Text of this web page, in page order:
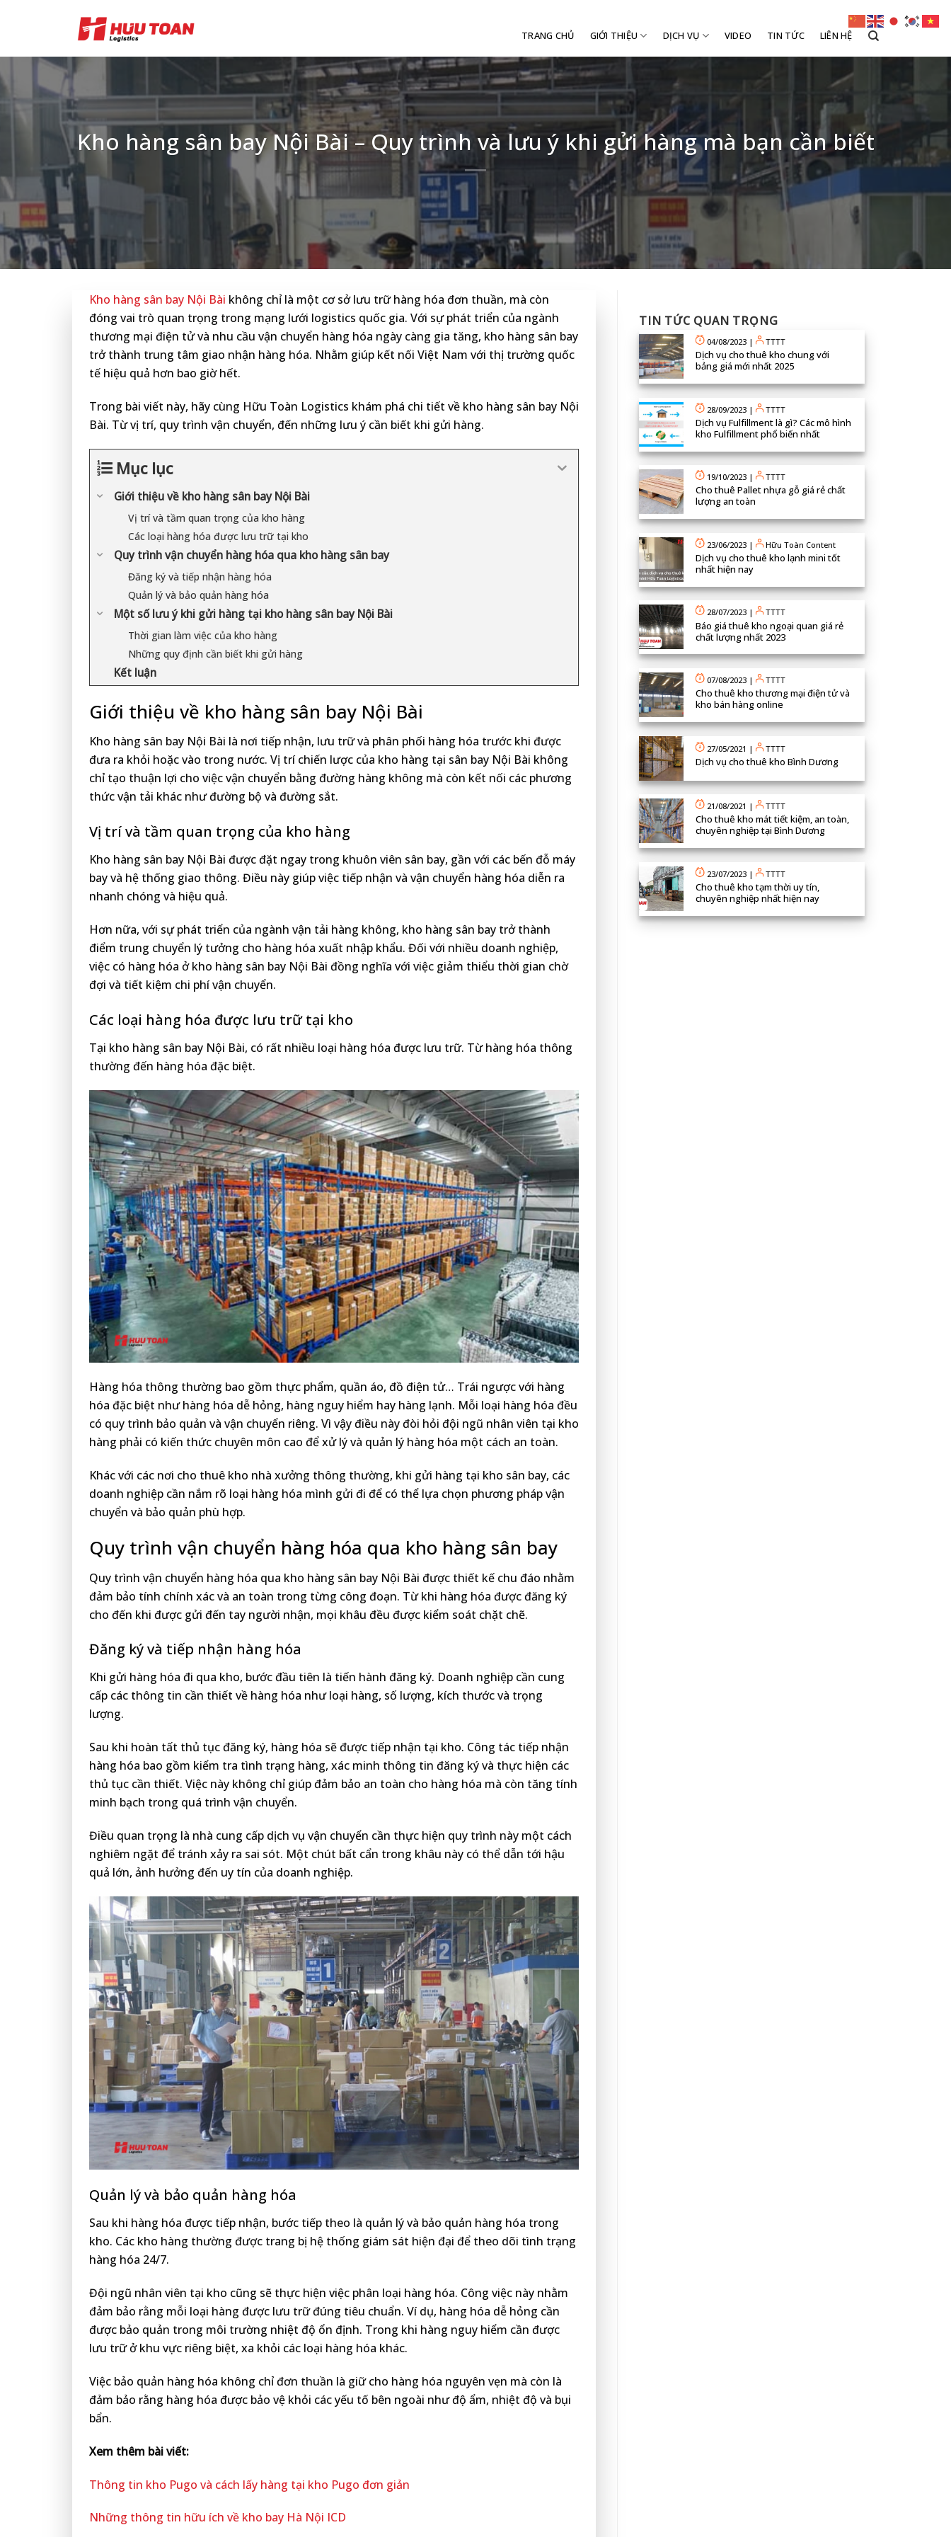
TRANG CHỦ GIỚI THIỆU DỊCH VỤ VIDEO TIN TỨC LIÊN HỆ
Kho hàng sân bay Nội Bài – Quy trình và lưu ý khi gửi hàng mà bạn cần biết
Kho hàng sân bay Nội Bài không chỉ là một cơ sở lưu trữ hàng hóa đơn thuần, mà còn
đóng vai trò quan trọng trong mạng lưới logistics quốc gia. Với sự phát triển của ngành
thương mại điện tử và nhu cầu vận chuyển hàng hóa ngày càng gia tăng, kho hàng sân bay
trở thành trung tâm giao nhận hàng hóa. Nhằm giúp kết nối Việt Nam với thị trường quốc
tế hiệu quả hơn bao giờ hết.
Trong bài viết này, hãy cùng Hữu Toàn Logistics khám phá chi tiết về kho hàng sân bay Nội
Bài. Từ vị trí, quy trình vận chuyển, đến những lưu ý cần biết khi gửi hàng.
Mục lục
Giới thiệu về kho hàng sân bay Nội Bài
Vị trí và tầm quan trọng của kho hàng
Các loại hàng hóa được lưu trữ tại kho
Quy trình vận chuyển hàng hóa qua kho hàng sân bay
Đăng ký và tiếp nhận hàng hóa
Quản lý và bảo quản hàng hóa
Một số lưu ý khi gửi hàng tại kho hàng sân bay Nội Bài
Thời gian làm việc của kho hàng
Những quy định cần biết khi gửi hàng
Kết luận
Giới thiệu về kho hàng sân bay Nội Bài
Kho hàng sân bay Nội Bài là nơi tiếp nhận, lưu trữ và phân phối hàng hóa trước khi được
đưa ra khỏi hoặc vào trong nước. Vị trí chiến lược của kho hàng tại sân bay Nội Bài không
chỉ tạo thuận lợi cho việc vận chuyển bằng đường hàng không mà còn kết nối các phương
thức vận tải khác như đường bộ và đường sắt.
Vị trí và tầm quan trọng của kho hàng
Kho hàng sân bay Nội Bài được đặt ngay trong khuôn viên sân bay, gần với các bến đỗ máy
bay và hệ thống giao thông. Điều này giúp việc tiếp nhận và vận chuyển hàng hóa diễn ra
nhanh chóng và hiệu quả.
Hơn nữa, với sự phát triển của ngành vận tải hàng không, kho hàng sân bay trở thành
điểm trung chuyển lý tưởng cho hàng hóa xuất nhập khẩu. Đối với nhiều doanh nghiệp,
việc có hàng hóa ở kho hàng sân bay Nội Bài đồng nghĩa với việc giảm thiểu thời gian chờ
đợi và tiết kiệm chi phí vận chuyển.
Các loại hàng hóa được lưu trữ tại kho
Tại kho hàng sân bay Nội Bài, có rất nhiều loại hàng hóa được lưu trữ. Từ hàng hóa thông
thường đến hàng hóa đặc biệt.
Hàng hóa thông thường bao gồm thực phẩm, quần áo, đồ điện tử… Trái ngược với hàng
hóa đặc biệt như hàng hóa dễ hỏng, hàng nguy hiểm hay hàng lạnh. Mỗi loại hàng hóa đều
có quy trình bảo quản và vận chuyển riêng. Vì vậy điều này đòi hỏi đội ngũ nhân viên tại kho
hàng phải có kiến thức chuyên môn cao để xử lý và quản lý hàng hóa một cách an toàn.
Khác với các nơi cho thuê kho nhà xưởng thông thường, khi gửi hàng tại kho sân bay, các
doanh nghiệp cần nắm rõ loại hàng hóa mình gửi đi để có thể lựa chọn phương pháp vận
chuyển và bảo quản phù hợp.
Quy trình vận chuyển hàng hóa qua kho hàng sân bay
Quy trình vận chuyển hàng hóa qua kho hàng sân bay Nội Bài được thiết kế chu đáo nhằm
đảm bảo tính chính xác và an toàn trong từng công đoạn. Từ khi hàng hóa được đăng ký
cho đến khi được gửi đến tay người nhận, mọi khâu đều được kiểm soát chặt chẽ.
Đăng ký và tiếp nhận hàng hóa
Khi gửi hàng hóa đi qua kho, bước đầu tiên là tiến hành đăng ký. Doanh nghiệp cần cung
cấp các thông tin cần thiết về hàng hóa như loại hàng, số lượng, kích thước và trọng
lượng.
Sau khi hoàn tất thủ tục đăng ký, hàng hóa sẽ được tiếp nhận tại kho. Công tác tiếp nhận
hàng hóa bao gồm kiểm tra tình trạng hàng, xác minh thông tin đăng ký và thực hiện các
thủ tục cần thiết. Việc này không chỉ giúp đảm bảo an toàn cho hàng hóa mà còn tăng tính
minh bạch trong quá trình vận chuyển.
Điều quan trọng là nhà cung cấp dịch vụ vận chuyển cần thực hiện quy trình này một cách
nghiêm ngặt để tránh xảy ra sai sót. Một chút bất cẩn trong khâu này có thể dẫn tới hậu
quả lớn, ảnh hưởng đến uy tín của doanh nghiệp.
Quản lý và bảo quản hàng hóa
Sau khi hàng hóa được tiếp nhận, bước tiếp theo là quản lý và bảo quản hàng hóa trong
kho. Các kho hàng thường được trang bị hệ thống giám sát hiện đại để theo dõi tình trạng
hàng hóa 24/7.
Đội ngũ nhân viên tại kho cũng sẽ thực hiện việc phân loại hàng hóa. Công việc này nhằm
đảm bảo rằng mỗi loại hàng được lưu trữ đúng tiêu chuẩn. Ví dụ, hàng hóa dễ hỏng cần
được bảo quản trong môi trường nhiệt độ ổn định. Trong khi hàng nguy hiểm cần được
lưu trữ ở khu vực riêng biệt, xa khỏi các loại hàng hóa khác.
Việc bảo quản hàng hóa không chỉ đơn thuần là giữ cho hàng hóa nguyên vẹn mà còn là
đảm bảo rằng hàng hóa được bảo vệ khỏi các yếu tố bên ngoài như độ ẩm, nhiệt độ và bụi
bẩn.
Xem thêm bài viết:
Thông tin kho Pugo và cách lấy hàng tại kho Pugo đơn giản
Những thông tin hữu ích về kho bay Hà Nội ICD
TIN TỨC QUAN TRỌNG
04/08/2023 | TTTT
Dịch vụ cho thuê kho chung với
bảng giá mới nhất 2025
28/09/2023 | TTTT
Dịch vụ Fulfillment là gì? Các mô hình
kho Fulfillment phổ biến nhất
19/10/2023 | TTTT
Cho thuê Pallet nhựa gỗ giá rẻ chất
lượng an toàn
23/06/2023 | Hữu Toàn Content
Dịch vụ cho thuê kho lạnh mini tốt
nhất hiện nay
28/07/2023 | TTTT
Báo giá thuê kho ngoại quan giá rẻ
chất lượng nhất 2023
07/08/2023 | TTTT
Cho thuê kho thương mại điện tử và
kho bán hàng online
27/05/2021 | TTTT
Dịch vụ cho thuê kho Bình Dương
21/08/2021 | TTTT
Cho thuê kho mát tiết kiệm, an toàn,
chuyên nghiệp tại Bình Dương
23/07/2023 | TTTT
Cho thuê kho tạm thời uy tín,
chuyên nghiệp nhất hiện nay